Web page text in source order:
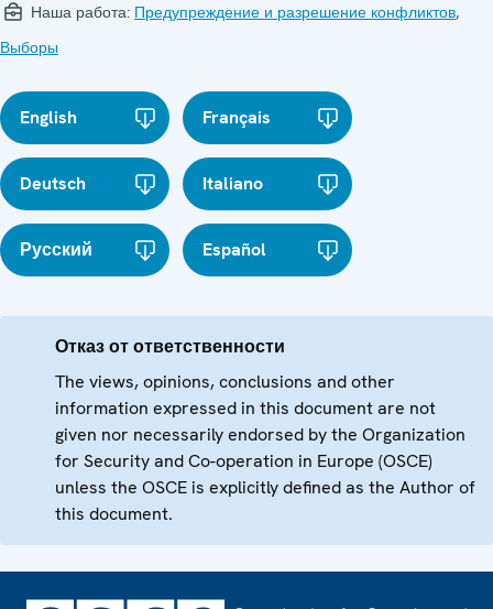
Наша работа: Предупреждение и разрешение конфликтов,
Выборы
English Français
Deutsch Italiano
Русский Español
Отказ от ответственности
The views, opinions, conclusions and other
information expressed in this document are not
given nor necessarily endorsed by the Organization
for Security and Co-operation in Europe (OSCE)
unless the OSCE is explicitly defined as the Author of
this document.